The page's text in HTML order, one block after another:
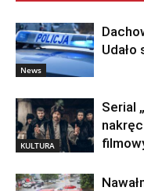
News
KULTURA
Serial